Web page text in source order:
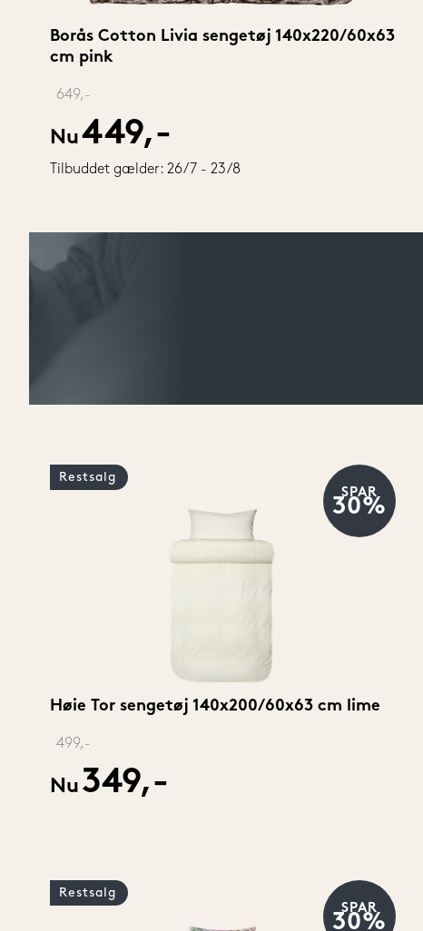
Borås Cotton Livia sengetøj 140x220/60x63
cm pink
649,-
Nu449,-
Tilbuddet gælder: 26/7 - 23/8
Høie Tor sengetøj 140x200/60x63 cm lime
499,-
Nu 349,-
SPAR
30%
Restsalg
SPAR
30%
Restsalg